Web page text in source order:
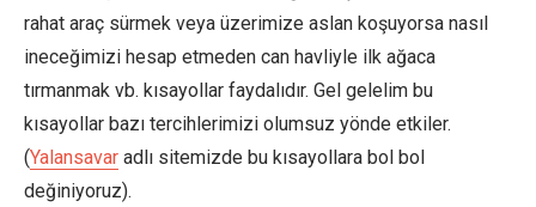
rahat araç sürmek veya üzerimize aslan koşuyorsa nasıl
ineceğimizi hesap etmeden can havliyle ilk ağaca
tırmanmak vb. kısayollar faydalıdır. Gel gelelim bu
kısayollar bazı tercihlerimizi olumsuz yönde etkiler.
(Yalansavar adlı sitemizde bu kısayollara bol bol
değiniyoruz).